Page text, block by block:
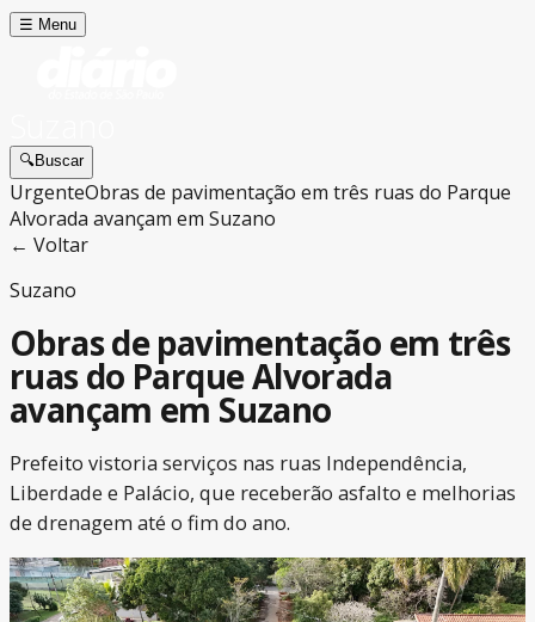
☰ Menu
🔍Buscar
UrgenteObras de pavimentação em três ruas do Parque
Alvorada avançam em Suzano
← Voltar
Suzano
Obras de pavimentação em três
ruas do Parque Alvorada
avançam em Suzano
Prefeito vistoria serviços nas ruas Independência,
Liberdade e Palácio, que receberão asfalto e melhorias
de drenagem até o fim do ano.